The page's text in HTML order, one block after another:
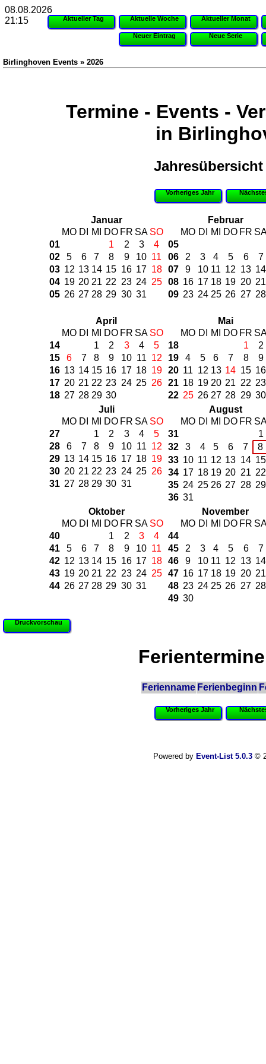
Aktueller Tag Aktuelle Woche Aktueller Monat
Neuer Eintrag Neue Serie
Birlinghoven Events » 2026
Termine - Events -
in
Jahresübersicht
Vorheriges Jahr
Januar
MO DI MI DO FR SA SO
01
1 2 3
4
02
5 6 7 8 9 10 11
03 12 13 14 15 16 17 18
04 19 20 21 22 23 24 25
05 26 27 28 29 30 31
Februar
MO DI MI DO FR
05
06
2 3 4 5 6
7
07
9 10 11 12 13 14
08 16 17 18 19 20 21
09 23 24 25 26 27 28
April
MO DI MI DO FR SA SO
14
1 2 3 4
5
15
6 7 8 9 10 11 12
16 13 14 15 16 17 18 19
17 20 21 22 23 24 25 26
18 27 28 29 30
Mai
MO DI MI DO FR
18
1
2
19
4 5 6 7 8
9
20 11 12 13 14 15 16
21 18 19 20 21 22 23
22 25 26 27 28 29 30
Juli
MO DI MI DO FR SA SO
27
1 2 3 4
5
28
6 7 8 9 10 11 12
29 13 14 15 16 17 18 19
30 20 21 22 23 24 25 26
31 27 28 29 30 31
August
MO DI MI DO FR
31
1
32
3 4 5 6 7
8
33 10 11 12 13 14 15
34 17 18 19 20 21 22
35 24 25 26 27 28 29
36 31
Oktober
MO DI MI DO FR SA SO
40
1 2 3
4
41
5 6 7 8 9 10 11
42 12 13 14 15 16 17 18
43 19 20 21 22 23 24 25
44 26 27 28 29 30 31
November
MO DI MI DO FR
44
45
2 3 4 5 6
7
46
9 10 11 12 13 14
47 16 17 18 19 20 21
48 23 24 25 26 27 28
49 30
Druckvorschau
Ferienname Ferienbeginn
Vorheriges Jahr
Powered by Event-List 5.0.3©
08.08.2026
21:15